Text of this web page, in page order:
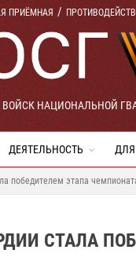
ПРИЁМНАЯ
НАЦИОНАЛЬНОЙ
ДЕЯТЕЛЬНОСТЬ
победителем этапа
СТАЛА